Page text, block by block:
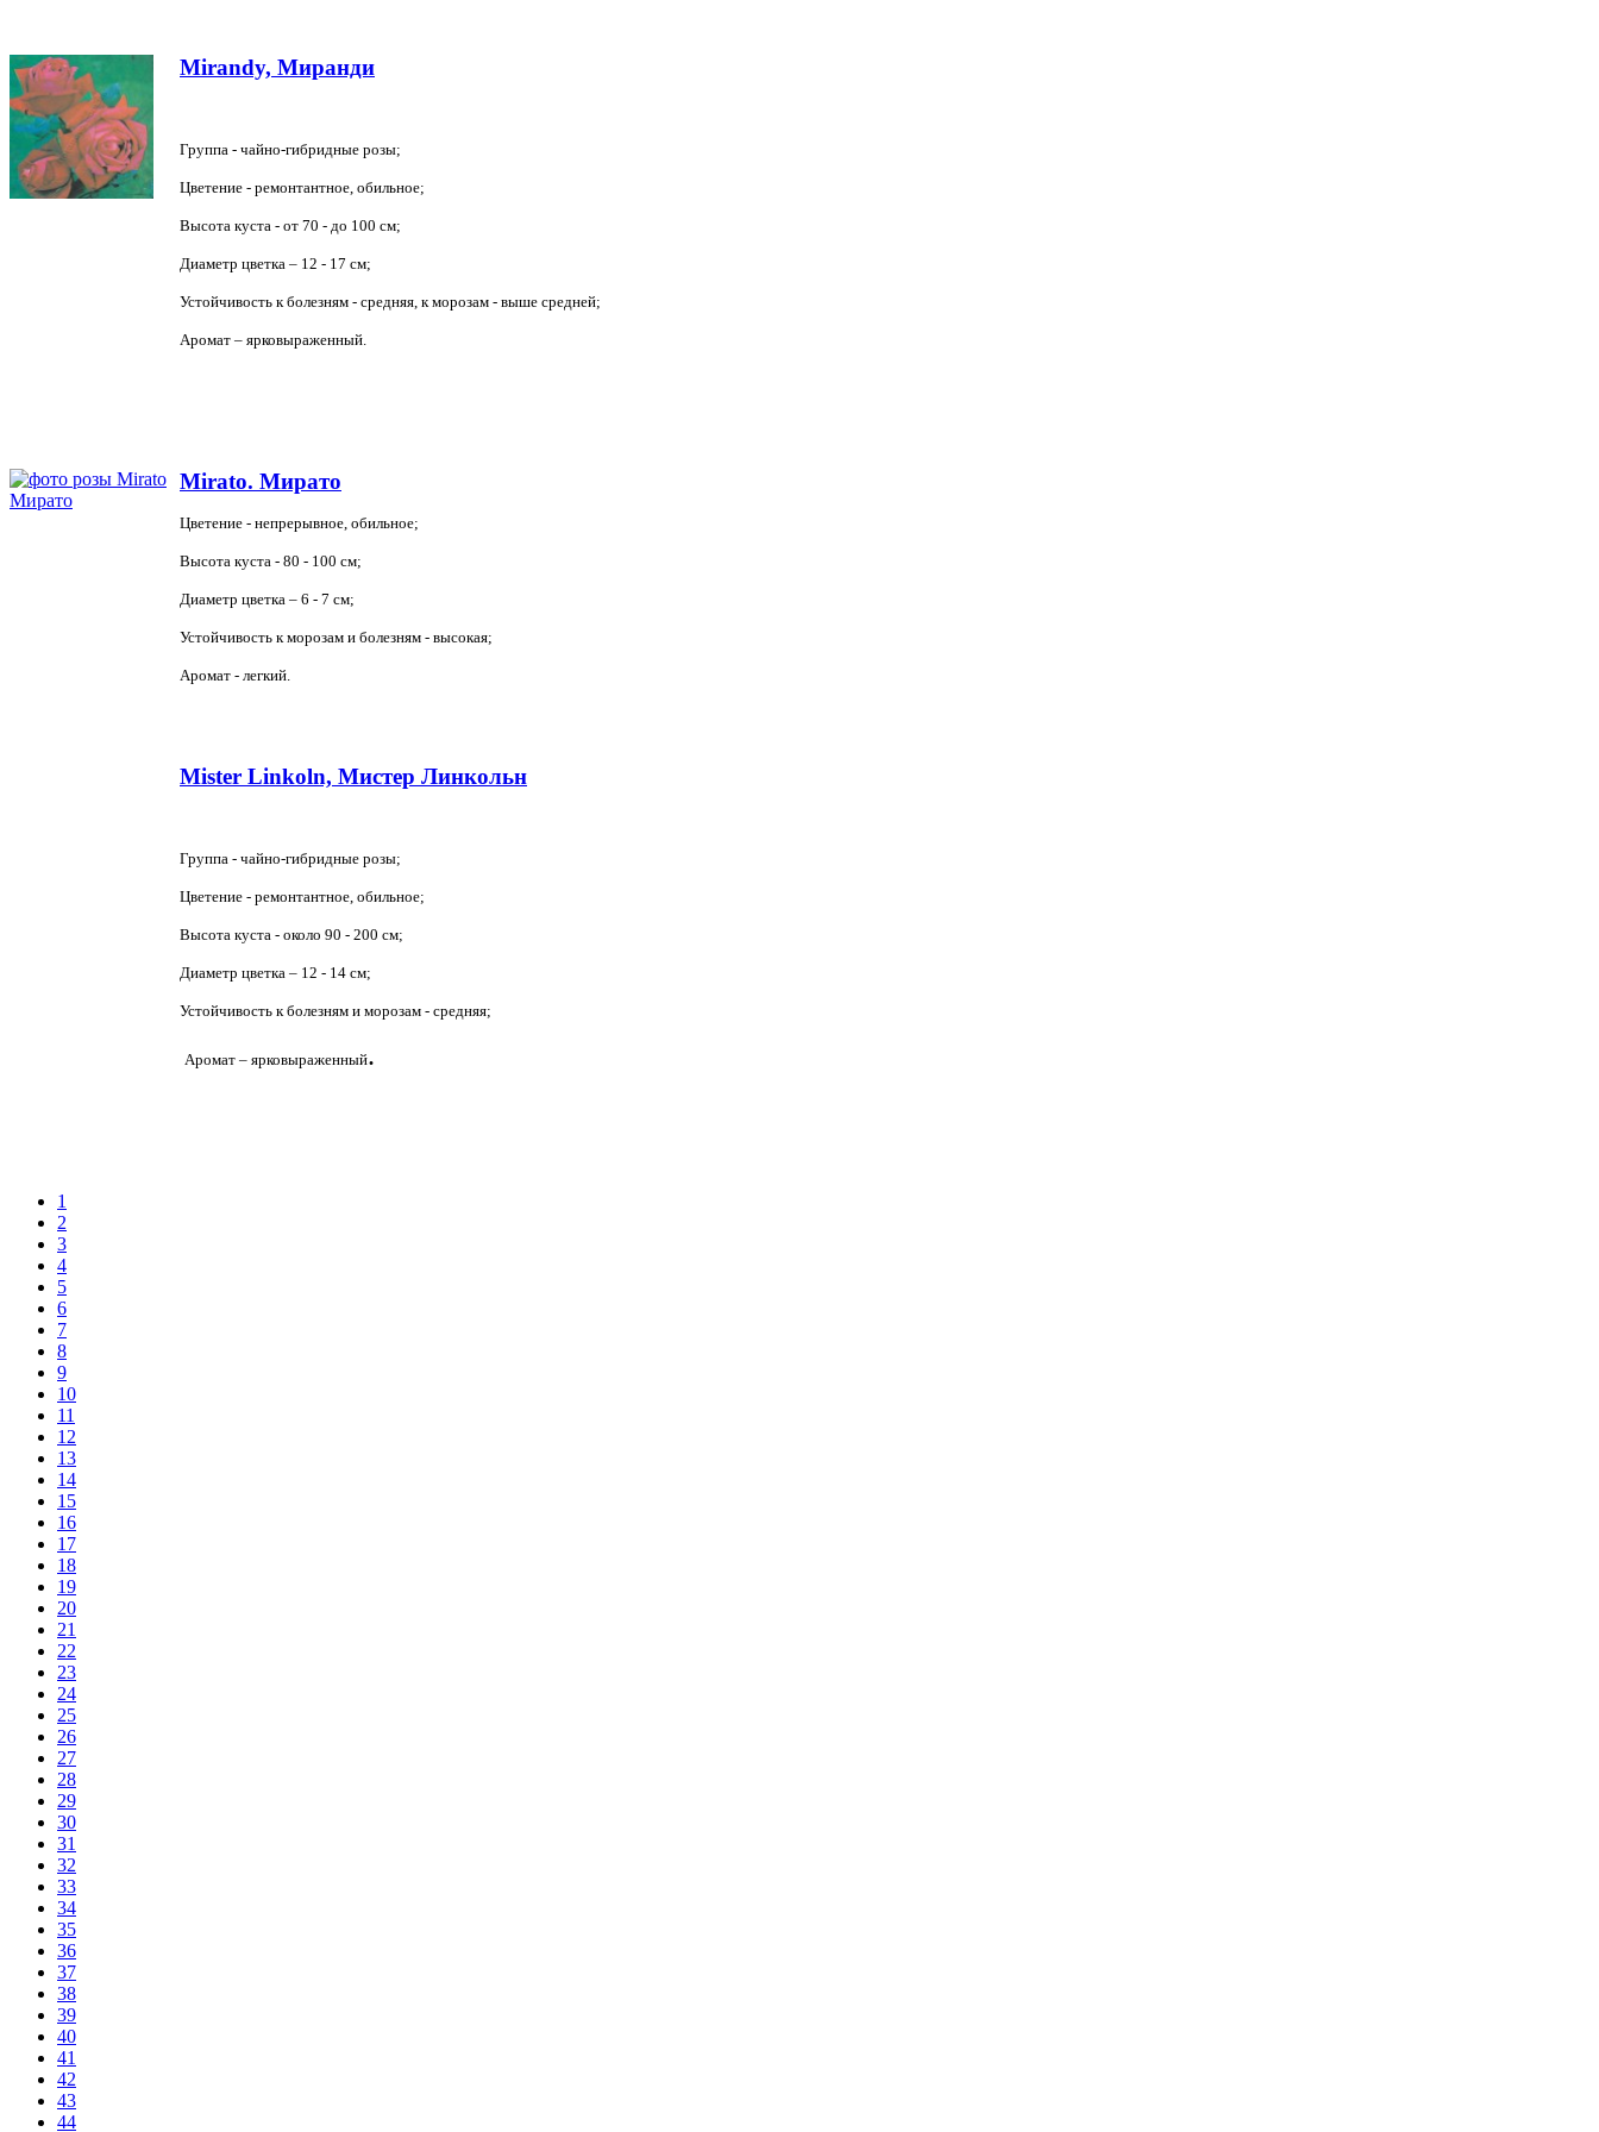
Mirandy, Миранди
Группа - чайно-гибридные розы;
Цветение - ремонтантное, обильное;
Высота куста - от 70 - до 100 см;
Диаметр цветка – 12 - 17 см;
Устойчивость к болезням - средняя, к морозам - выше средней;
Аромат – ярковыраженный.
Mirato. Мирато
Цветение - непрерывное, обильное;
Высота куста - 80 - 100 см;
Диаметр цветка – 6 - 7 см;
Устойчивость к морозам и болезням - высокая;
Аромат - легкий.
Mister Linkoln, Мистер Линкольн
Группа - чайно-гибридные розы;
Цветение - ремонтантное, обильное;
Высота куста - около 90 - 200 см;
Диаметр цветка – 12 - 14 см;
Устойчивость к болезням и морозам - средняя;
Аромат – ярковыраженный.
1
2
3
4
5
6
7
8
9
10
11
12
13
14
15
16
17
18
19
20
21
22
23
24
25
26
27
28
29
30
31
32
33
34
35
36
37
38
39
40
41
42
43
44